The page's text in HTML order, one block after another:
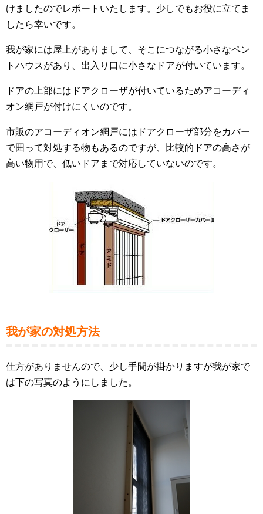
けましたのでレポートいたします。少しでもお役に立てま
したら幸いです。
我が家には屋上がありまして、そこにつながる小さなペン
トハウスがあり、出入り口に小さなドアが付いています。
ドアの上部にはドアクローザが付いているためアコーディ
オン網戸が付けにくいのです。
市販のアコーディオン網戸にはドアクローザ部分をカバー
で囲って対処する物もあるのですが、比較的ドアの高さが
高い物用で、低いドアまで対応していないのです。
我が家の対処方法
仕方がありませんので、少し手間が掛かりますが我が家で
は下の写真のようにしました。